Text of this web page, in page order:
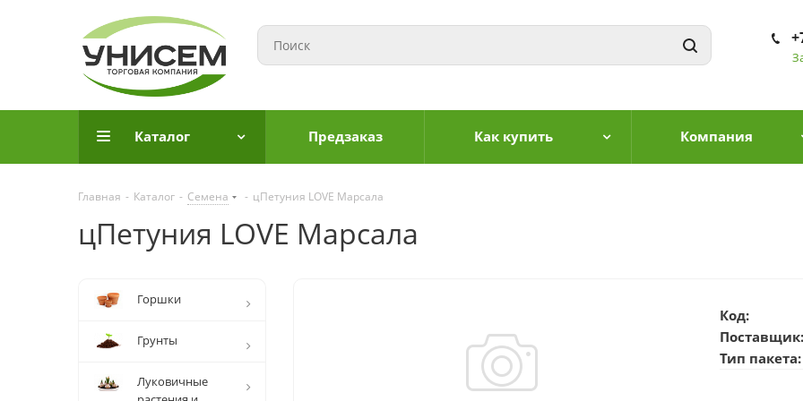
Каталог Предзаказ Как купить Компания
Главная - Каталог - Семена - цПетуния LOVE Марсала
цПетуния LOVE Марсала
Код:
Поставщик:
Тип пакета:
Горшки
Грунты
Луковичные